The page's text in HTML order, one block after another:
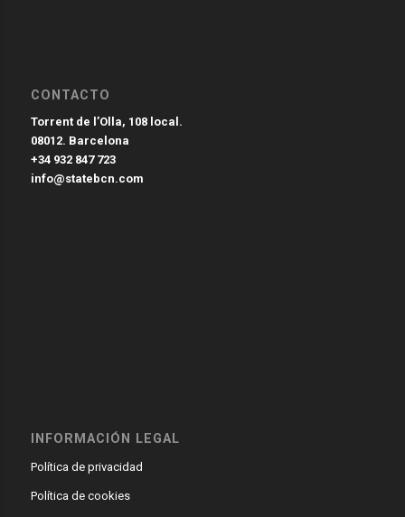
CONTACTO
Torrent de l’Olla, 108 local.
08012. Barcelona
+34 932 847 723
info@statebcn.com
INFORMACIÓN LEGAL
Política de privacidad
Política de cookies